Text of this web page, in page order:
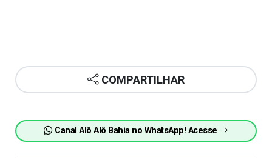
COMPARTILHAR
Canal Alô Alô Bahia no WhatsApp! Acesse